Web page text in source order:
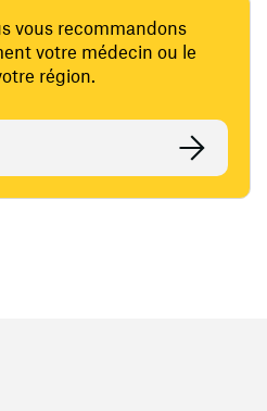
vous recommandons
votre médecin ou le
région.